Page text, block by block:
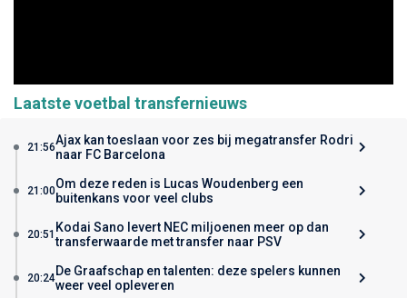
Laatste voetbal transfernieuws
21:56Ajax kan toeslaan voor zes bij megatransfer Rodri
naar FC Barcelona
21:00Om deze reden is Lucas Woudenberg een
buitenkans voor veel clubs
20:51 Kodai Sano levert NEC miljoenen meer op dan
transferwaarde met transfer naar PSV
20:24De Graafschap en talenten: deze spelers kunnen
weer veel opleveren